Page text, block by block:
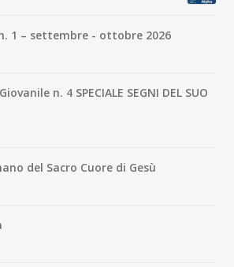
1 – settembre - ottobre 2026
n. 4 SPECIALE SEGNI DEL SUO
del Sacro Cuore di Gesù